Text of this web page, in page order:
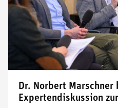
Dr. Norbert Marschner
Expertendiskussion